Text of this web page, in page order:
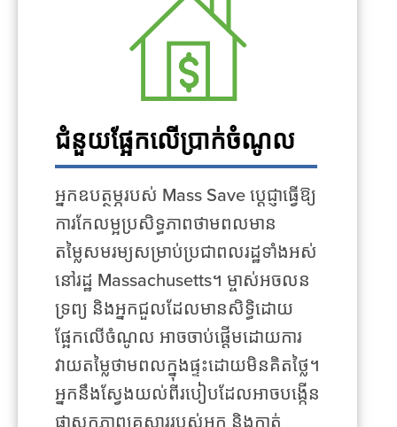
ជំនួយផ្អែកលើប្រាក់ចំណូល
អ្នកឧបត្ថម្ភរបស់ Mass Save ប្តេជ្ញាធ្វើឱ្យ
ការកែលម្អប្រសិទ្ធភាពថាមពលមាន
តម្លៃសមរម្យសម្រាប់ប្រជាពលរដ្ឋទាំងអស់
នៅរដ្ឋ Massachusetts។ ម្ចាស់អចលន
ទ្រព្យ និងអ្នកជួលដែលមានសិទ្ធិដោយ
ផ្អែកលើចំណូល អាចចាប់ផ្តើមដោយការ
វាយតម្លៃថាមពលក្នុងផ្ទះដោយមិនគិតថ្លៃ។
អ្នកនឹងស្វែងយល់ពីរបៀបដែលអាចបង្កើន
ផាសុកភាពគ្រួសាររបស់អ្នក និងកាត់